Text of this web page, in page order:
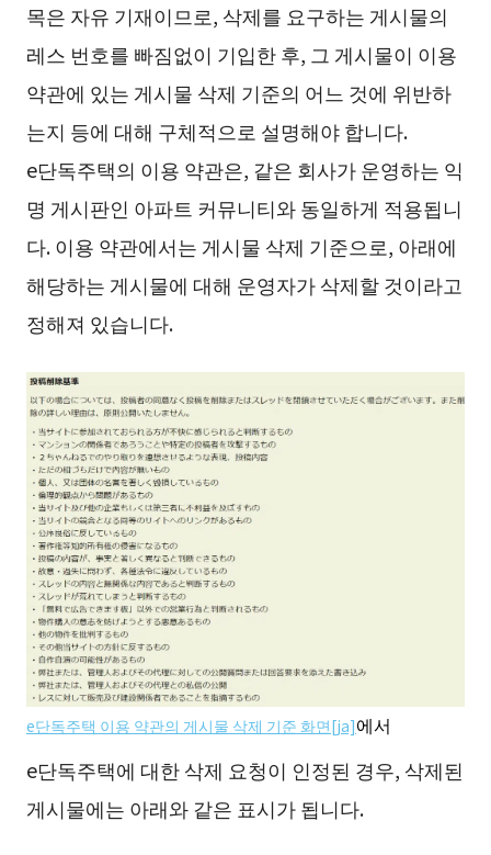
목은 자유 기재이므로, 삭제를 요구하는 게시물의
레스 번호를 빠짐없이 기입한 후, 그 게시물이 이용
약관에 있는 게시물 삭제 기준의 어느 것에 위반하
는지 등에 대해 구체적으로 설명해야 합니다.
e단독주택의 이용 약관은, 같은 회사가 운영하는 익
명 게시판인 아파트 커뮤니티와 동일하게 적용됩니
다. 이용 약관에서는 게시물 삭제 기준으로, 아래에
해당하는 게시물에 대해 운영자가 삭제할 것이라고
정해져 있습니다.
e단독주택 이용 약관의 게시물 삭제 기준 화면[ja]에서
e단독주택에 대한 삭제 요청이 인정된 경우, 삭제된
게시물에는 아래와 같은 표시가 됩니다.